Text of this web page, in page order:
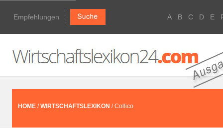
Empfehlungen A B C D E
HOME /WIRTSCHAFTSLEXIKON / Collico